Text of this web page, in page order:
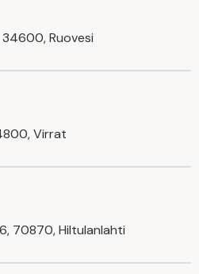
Ruovesi
Virrat
70870, Hiltulanlahti